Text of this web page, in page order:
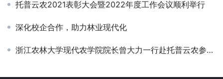
托普云农2021表彰大会暨2022年度工作会议顺利举行
深化校企合作，助力林业现代化
浙江农林大学现代农学院院长曾大力一行赴托普云农参观交流